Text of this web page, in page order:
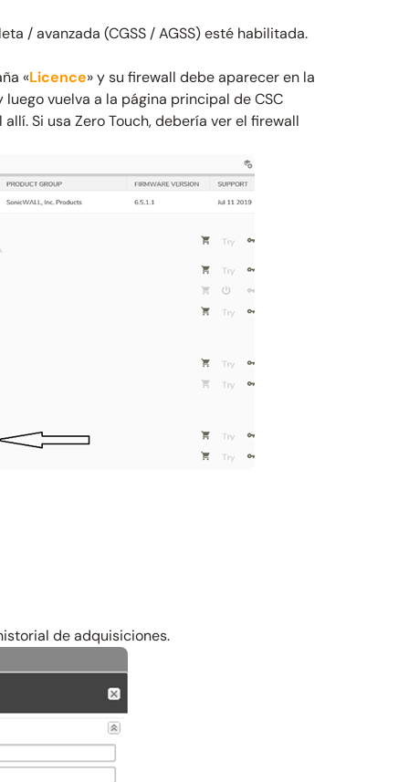
/ avanzada (CGSS / AGSS) esté habilitada.
«Licence» y su firewall debe aparecer en la
luego vuelva a la página principal de CSC
Si usa Zero Touch, debería ver el firewall
de adquisiciones.